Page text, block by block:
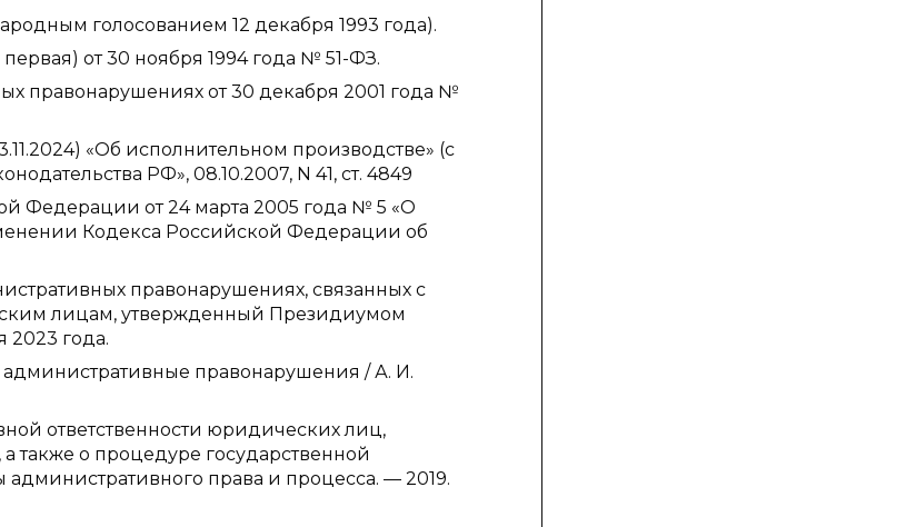
голосованием 12 декабря 1993 года).
от 30 ноября 1994 года № 51-ФЗ.
правонарушениях от 30 декабря 2001 года №
«Об исполнительном производстве» (с
РФ», 08.10.2007, N 41, ст. 4849
Федерации от 24 марта 2005 года № 5 «О
Кодекса Российской Федерации об
правонарушениях, связанных с
лицам, утвержденный Президиумом
2023 года.
правонарушения / А. И.
ответственности юридических лиц,
о процедуре государственной
права и процесса. — 2019.